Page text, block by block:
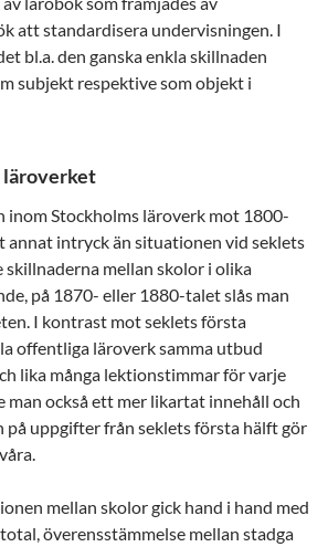
att standardisera undervisningen. I
bl.a. den ganska enkla skillnaden
subjekt respektive som objekt i
läroverket
inom Stockholms läroverk mot 1800-
annat intryck än situationen vid seklets
skillnaderna mellan skolor i olika
på 1870- eller 1880-talet slås man
I kontrast mot seklets första
offentliga läroverk samma utbud
lika många lektionstimmar för varje
man också ett mer likartat innehåll och
på uppgifter från seklets första hälft gör
mellan skolor gick hand i hand med
överensstämmelse mellan stadga